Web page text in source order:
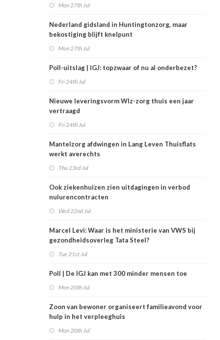
Mon 27th Jul
Nederland gidsland in Huntingtonzorg, maar
bekostiging blijft knelpunt
Mon 27th Jul
Poll-uitslag | IGJ: topzwaar of nu al onderbezet?
Fri 24th Jul
Nieuwe leveringsvorm Wlz-zorg thuis een jaar
vertraagd
Fri 24th Jul
Mantelzorg afdwingen in Lang Leven Thuisflats
werkt averechts
Thu 23rd Jul
Ook ziekenhuizen zien uitdagingen in verbod
nulurencontracten
Wed 22nd Jul
Marcel Levi: Waar is het ministerie van VWS bij
gezondheidsoverleg Tata Steel?
Tue 21st Jul
Poll | De IGJ kan met 300 minder mensen toe
Mon 20th Jul
Zoon van bewoner organiseert familieavond voor
hulp in het verpleeghuis
Mon 20th Jul